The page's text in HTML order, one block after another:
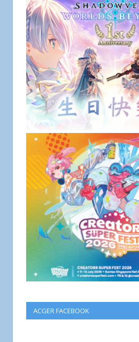
ACGER FACEBOOK